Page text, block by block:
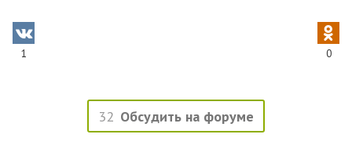
1 0
32 Обсудить на форуме